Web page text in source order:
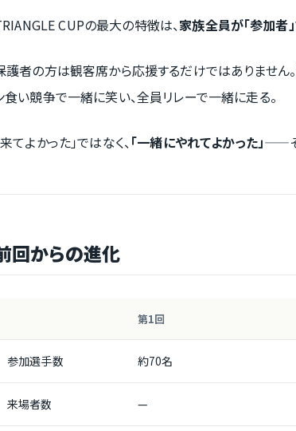
CUPの最大の特徴は、家族全員が「参加者
護者の方は観客席から応援するだけではありません
食い競争で一緒に笑い、全員リレーで一緒に走る。
来てよかった」ではなく、「一緒にやれてよかった」——そ
回からの進化
第1回
参加選手数 約70名
来場者数 —